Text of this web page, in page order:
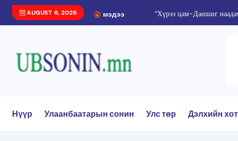
AUGUST 6, 2026 мэдээ “Хүрээ цам-Даншиг
Нүүр Улаанбаатарын сонин Улс төр Дэлхийн